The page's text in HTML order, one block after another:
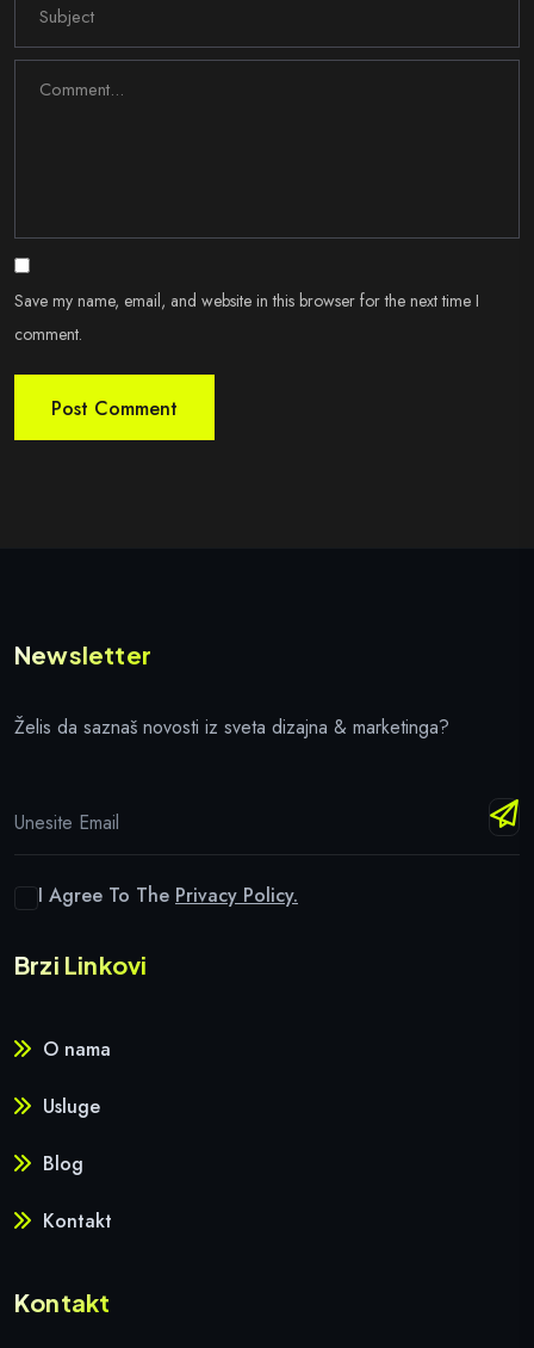
Save my name, email, and website in this browser for the next time I
comment.
Newsletter
Želis da saznaš novosti iz sveta dizajna & marketinga?
I Agree To The Privacy Policy.
Brzi Linkovi
O nama
Usluge
Blog
Kontakt
Kontakt